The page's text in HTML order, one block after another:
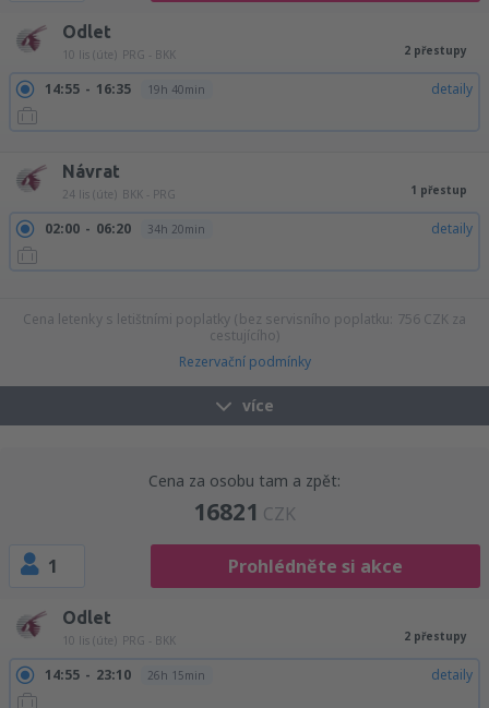
Odlet
10 lis (úte) PRG - BKK 2 přestupy
14:55 16:35 19h 40min detaily
Návrat
24 lis (úte) BKK - PRG 1 přestup
02:00 06:20 34h 20min detaily
Cena letenky s letištními poplatky (bez servisního poplatku: 756 CZK za
cestujícího)
Rezervační podmínky
více
Cena za osobu tam a zpět:
16821 CZK
1 Prohlédněte si akce
Odlet
10 lis (úte) PRG - BKK 2 přestupy
14:55 23:10 26h 15min detaily